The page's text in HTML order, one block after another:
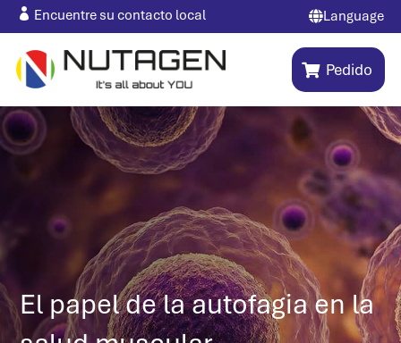
 Encuentre su contacto local Language
Pedido
El papel de la autofagia en la